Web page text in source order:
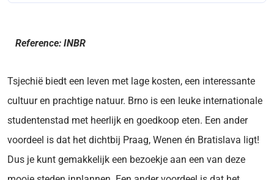
Reference: INBR
Tsjechië biedt een leven met lage kosten, een interessante
cultuur en prachtige natuur. Brno is een leuke internationale
studentenstad met heerlijk en goedkoop eten. Een ander
voordeel is dat het dichtbij Praag, Wenen én Bratislava ligt!
Dus je kunt gemakkelijk een bezoekje aan een van deze